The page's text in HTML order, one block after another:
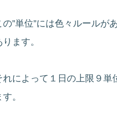
の”単位”には色々ルール
ります。
れによって１日の上限９単
す。